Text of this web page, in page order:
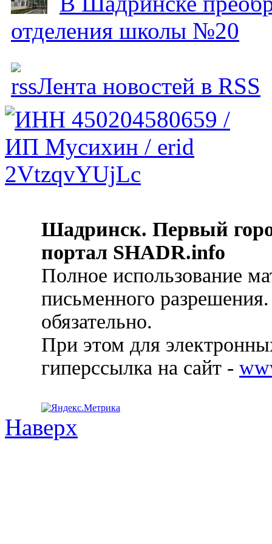
отделения школы №20
Лента новостей в RSS
Шадринск. Первый
портал SHADR.info
Полное использование
письменного
обязательно.
При этом для
гиперссылка на сайт -
Наверх